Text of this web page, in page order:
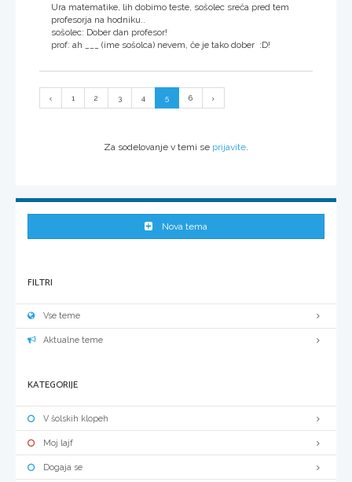
Ura matematike, lih dobimo teste, sošolec sreča pred tem
profesorja na hodniku..
sošolec: Dober dan profesor!
prof: ah ___ (ime sošolca) nevem, če je tako dober :D!
1 2 3 4 5 6
Za sodelovanje v temi se prijavite
Nova tema
FILTRI
Vse teme
Aktualne teme
KATEGORIJE
V šolskih klopeh
Moj lajf
Dogaja se